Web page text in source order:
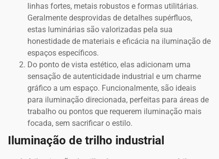
linhas fortes, metais robustos e formas utilitárias.
Geralmente desprovidas de detalhes supérfluos,
estas luminárias são valorizadas pela sua
honestidade de materiais e eficácia na iluminação de
espaços específicos.
Do ponto de vista estético, elas adicionam uma
sensação de autenticidade industrial e um charme
gráfico a um espaço. Funcionalmente, são ideais
para iluminação direcionada, perfeitas para áreas de
trabalho ou pontos que requerem iluminação mais
focada, sem sacrificar o estilo.
Iluminação de trilho industrial